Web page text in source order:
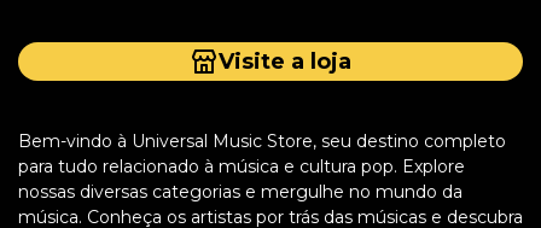
Visite a loja
Bem-vindo à Universal Music Store, seu destino completo
para tudo relacionado à música e cultura pop. Explore
nossas diversas categorias e mergulhe no mundo da
música. Conheça os artistas por trás das músicas e descubra